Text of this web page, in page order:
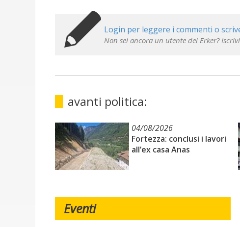
Login per leggere i commenti o
Non sei ancora un utente del Erker?
avanti politica:
04/08/2026
Fortezza: conclusi i lavori
all’ex casa Anas
Eventi